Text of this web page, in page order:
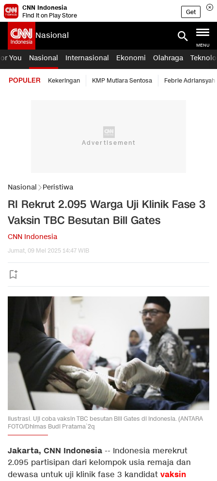
CNN Indonesia
Find it on Play Store
Get
Nasional
MENU
You Nasional Internasional Ekonomi Olahraga
POPULER Kekeringan KMP Mutiara Sentosa Febrie Adriansyah
Nasional Peristiwa
RI Rekrut 2.095 Warga Uji Klinik Fase 3
Vaksin TBC Besutan Bill Gates
CNN Indonesia
Jumat, 09 Mei 2025 14:47 WIB
Ilustrasi. Uji coba vaksin TBC besutan Bill Gates di Indonesia. (ANTARA
FOTO/Dhimas Budi Pratama`2q
Jakarta, CNN Indonesia -- Indonesia merekrut
2.095 partisipan dari kelompok usia remaja dan
dewasa untuk uji klinik fase 3 kandidat vaksin